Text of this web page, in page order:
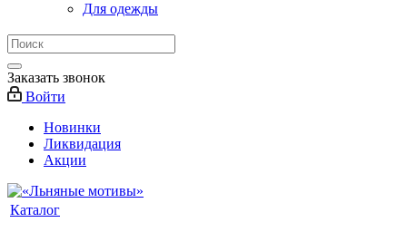
Для одежды
Заказать звонок
Войти
Новинки
Ликвидация
Акции
Каталог